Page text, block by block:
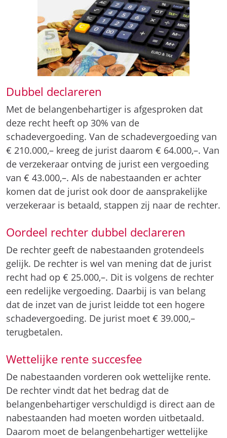
Dubbel declareren
Met de belangenbehartiger is afgesproken dat
deze recht heeft op 30% van de
schadevergoeding. Van de schadevergoeding van
€ 210.000,– kreeg de jurist daarom € 64.000,–. Van
de verzekeraar ontving de jurist een vergoeding
van € 43.000,–. Als de nabestaanden er achter
komen dat de jurist ook door de aansprakelijke
verzekeraar is betaald, stappen zij naar de rechter.
Oordeel rechter dubbel declareren
De rechter geeft de nabestaanden grotendeels
gelijk. De rechter is wel van mening dat de jurist
recht had op € 25.000,–. Dit is volgens de rechter
een redelijke vergoeding. Daarbij is van belang
dat de inzet van de jurist leidde tot een hogere
schadevergoeding. De jurist moet € 39.000,–
terugbetalen.
Wettelijke rente succesfee
De nabestaanden vorderen ook wettelijke rente.
De rechter vindt dat het bedrag dat de
belangenbehartiger verschuldigd is direct aan de
nabestaanden had moeten worden uitbetaald.
Daarom moet de belangenbehartiger wettelijke